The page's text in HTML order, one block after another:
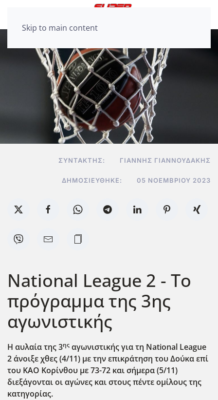
Skip to main content
ΣΥΝΤΆΚΤΗΣ: ΓΙΆΝΝΗΣ ΓΙΑΝΝΟΥΔΆΚΗΣ
ΔΗΜΟΣΙΕΎΘΗΚΕ: 05 ΝΟΕΜΒΡΊΟΥ 2023
National League 2 - Το
πρόγραμμα της 3ης
αγωνιστικής
Η αυλαία της 3ης αγωνιστικής για τη National League
2 άνοιξε χθες (4/11) με την επικράτηση του Δούκα επί
του ΚΑΟ Κορίνθου με 73-72 και σήμερα (5/11)
διεξάγονται οι αγώνες και στους πέντε ομίλους της
κατηγορίας.